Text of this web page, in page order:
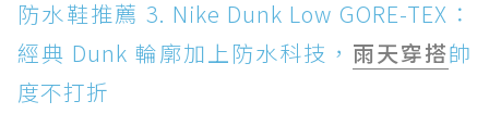
防水鞋推薦 3. Nike Dunk Low GORE-TEX：
經典 Dunk 輪廓加上防水科技， 雨天穿搭帥
度不打折